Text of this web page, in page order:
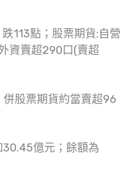
113點；股票期貨:自營
資賣超290口(賣超
股票期貨約當賣超96
億元；餘額為